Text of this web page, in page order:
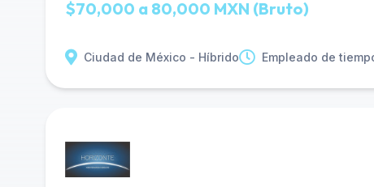
$70,000 a 80,000 MXN (Bruto)
Ciudad de México - Híbrido Empleado de